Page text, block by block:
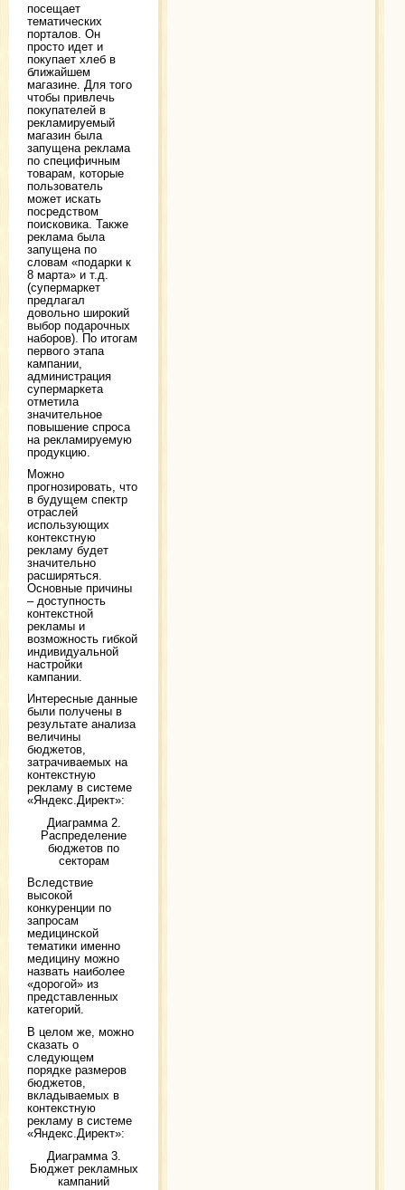
посещает
тематических
порталов. Он
просто идет и
покупает хлеб в
ближайшем
магазине. Для того
чтобы привлечь
покупателей в
рекламируемый
магазин была
запущена реклама
по специфичным
товарам, которые
пользователь
может искать
посредством
поисковика. Также
реклама была
запущена по
словам «подарки к
8 марта» и т.д.
(супермаркет
предлагал
довольно широкий
выбор подарочных
наборов). По итогам
первого этапа
кампании,
администрация
супермаркета
отметила
значительное
повышение спроса
на рекламируемую
продукцию.
Можно
прогнозировать, что
в будущем спектр
отраслей
использующих
контекстную
рекламу будет
значительно
расширяться.
Основные причины
– доступность
контекстной
рекламы и
возможность гибкой
индивидуальной
настройки
кампании.
Интересные данные
были получены в
результате анализа
величины
бюджетов,
затрачиваемых на
контекстную
рекламу в системе
«Яндекс.Директ»:
Диаграмма 2.
Распределение
бюджетов по
секторам
Вследствие
высокой
конкуренции по
запросам
медицинской
тематики именно
медицину можно
назвать наиболее
«дорогой» из
представленных
категорий.
В целом же, можно
сказать о
следующем
порядке размеров
бюджетов,
вкладываемых в
контекстную
рекламу в системе
«Яндекс.Директ»:
Диаграмма 3.
Бюджет рекламных
кампаний